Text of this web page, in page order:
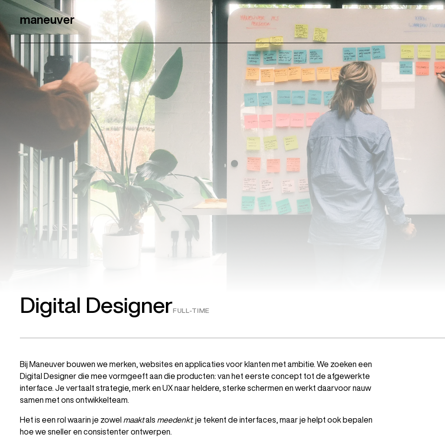
maneuver
Digital DesignerFULL-TIME
Bij Maneuver bouwen we merken, websites en applicaties voor klanten met ambitie. We zoeken een
Digital Designer die mee vormgeeft aan die producten: van het eerste concept tot de afgewerkte
interface. Je vertaalt strategie, merk en UX naar heldere, sterke schermen en werkt daarvoor nauw
samen met ons ontwikkelteam.
Het is een rol waarin je zowel maaktals meedenkt: je tekent de interfaces, maar je helpt ook bepalen
hoe we sneller en consistenter ontwerpen.